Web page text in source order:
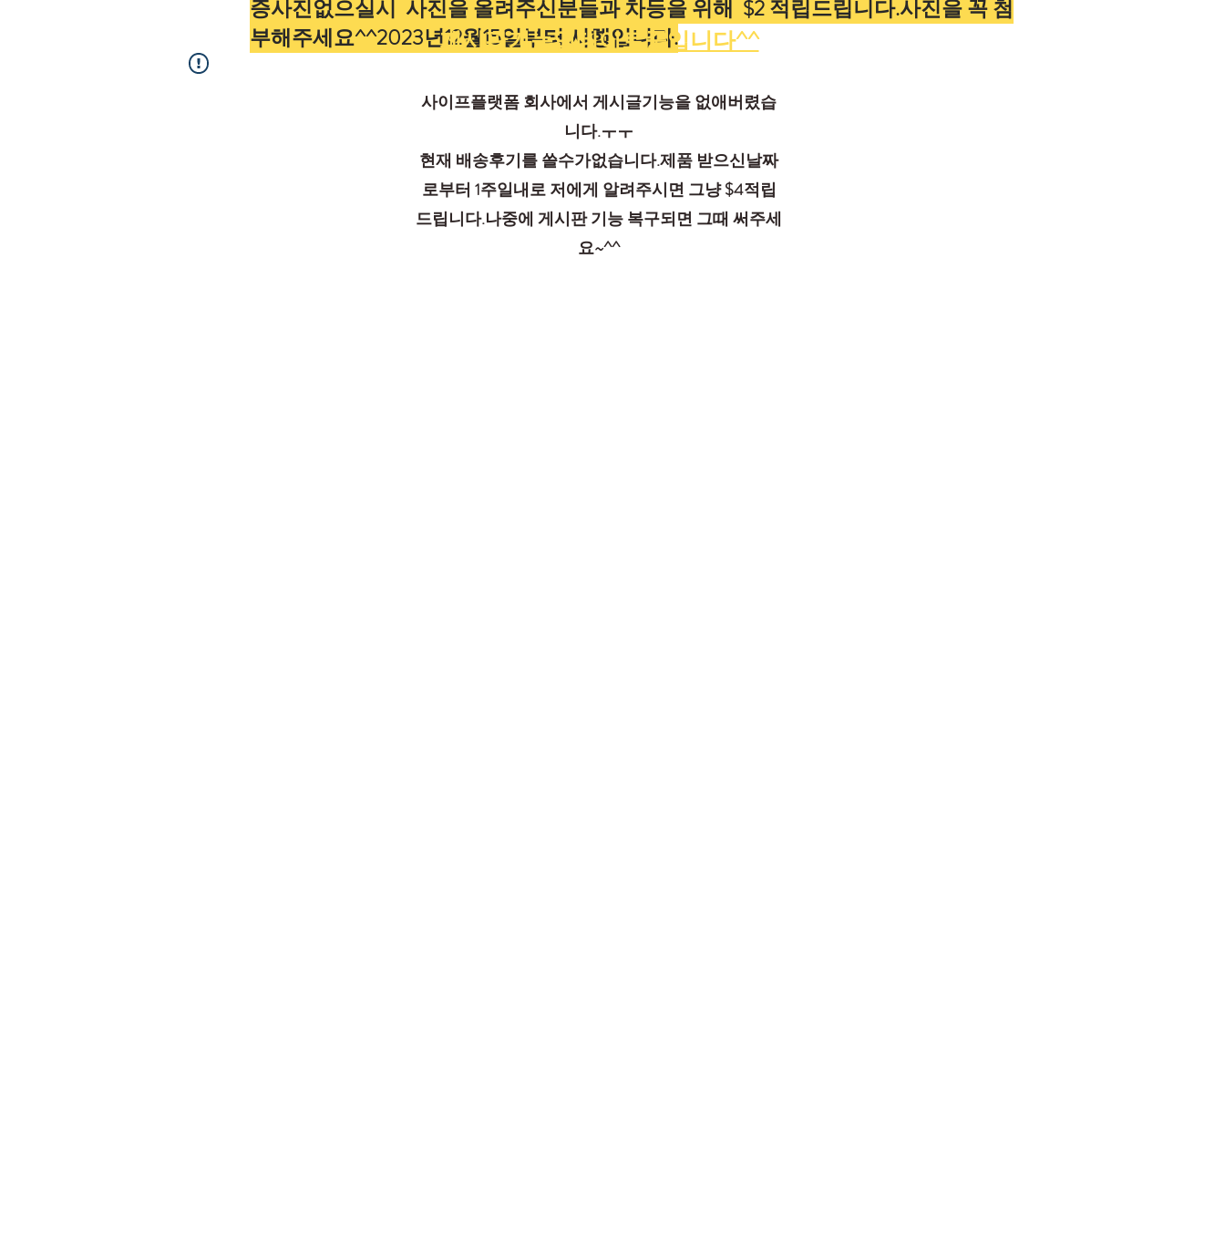
증사진없으실시 사진을 올려주신분들과 차등을 위해 $2 적립드립니다.사진을 꼭 첨
부해주세요^^2023년12월15일부터 시행입니다.
게시판기능업데이트중입니다^^
사이프플랫폼 회사에서 게시글기능을 없애버렸습
니다.ㅜㅜ
​현재 배송후기를 쓸수가없습니다.제품 받으신날짜
로부터 1주일내로 저에게 알려주시면 그냥 $4적립
드립니다.나중에 게시판 기능 복구되면 그때 써주세
요~^^